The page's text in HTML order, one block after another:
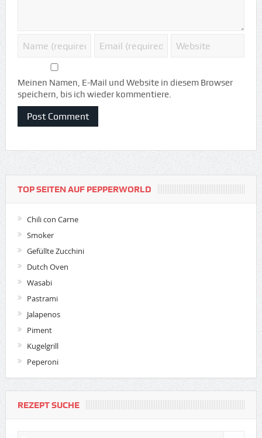
Meinen Namen, E-Mail und Website in diesem Browser
speichern, bis ich wieder kommentiere.
TOP SEITEN AUF PEPPERWORLD
Chili con Carne
Smoker
Gefüllte Zucchini
Dutch Oven
Wasabi
Pastrami
Jalapenos
Piment
Kugelgrill
Peperoni
REZEPT SUCHE